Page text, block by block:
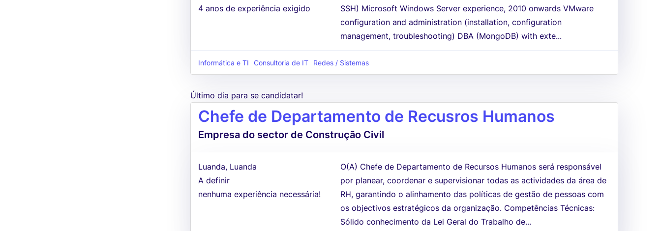
4 anos de experiência exigido
SSH) Microsoft Windows Server experience, 2010 onwards VMware
configuration and administration (installation, configuration
management, troubleshooting) DBA (MongoDB) with exte...
Informática e TI Consultoria de IT Redes / Sistemas
Último dia para se candidatar!
Chefe de Departamento de Recusros Humanos
Empresa do sector de Construção Civil
Luanda, Luanda
A definir
nenhuma experiência necessária!
O(A) Chefe de Departamento de Recursos Humanos será responsável
por planear, coordenar e supervisionar todas as actividades da área de
RH, garantindo o alinhamento das políticas de gestão de pessoas com
os objectivos estratégicos da organização. Competências Técnicas:
Sólido conhecimento da Lei Geral do Trabalho de...